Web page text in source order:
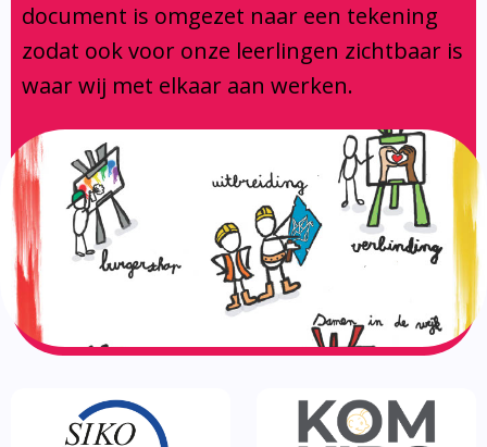
document is omgezet naar een tekening
zodat ook voor onze leerlingen zichtbaar is
waar wij met elkaar aan werken.